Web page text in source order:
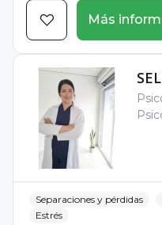
Más
Separaciones y pérdidas
Estrés